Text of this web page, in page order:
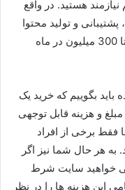
هستید. در واقع
و تولید محتوا
فعالیت می کنند در ایران حداقل بین 150 تا 300 میلیون در ماه
باید بگوییم که خرید یک
و هزینه قابل توجهی
فقط برخی از افراد
به هر حال شما نیز اگر
می خواهید سایت شرط
این هزینه ها را در نظر